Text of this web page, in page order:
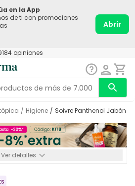
en la App
de ti con promociones
Abrir
opiniones
/ Higiene / Soivre Panthenol Jabón
Ver detalles